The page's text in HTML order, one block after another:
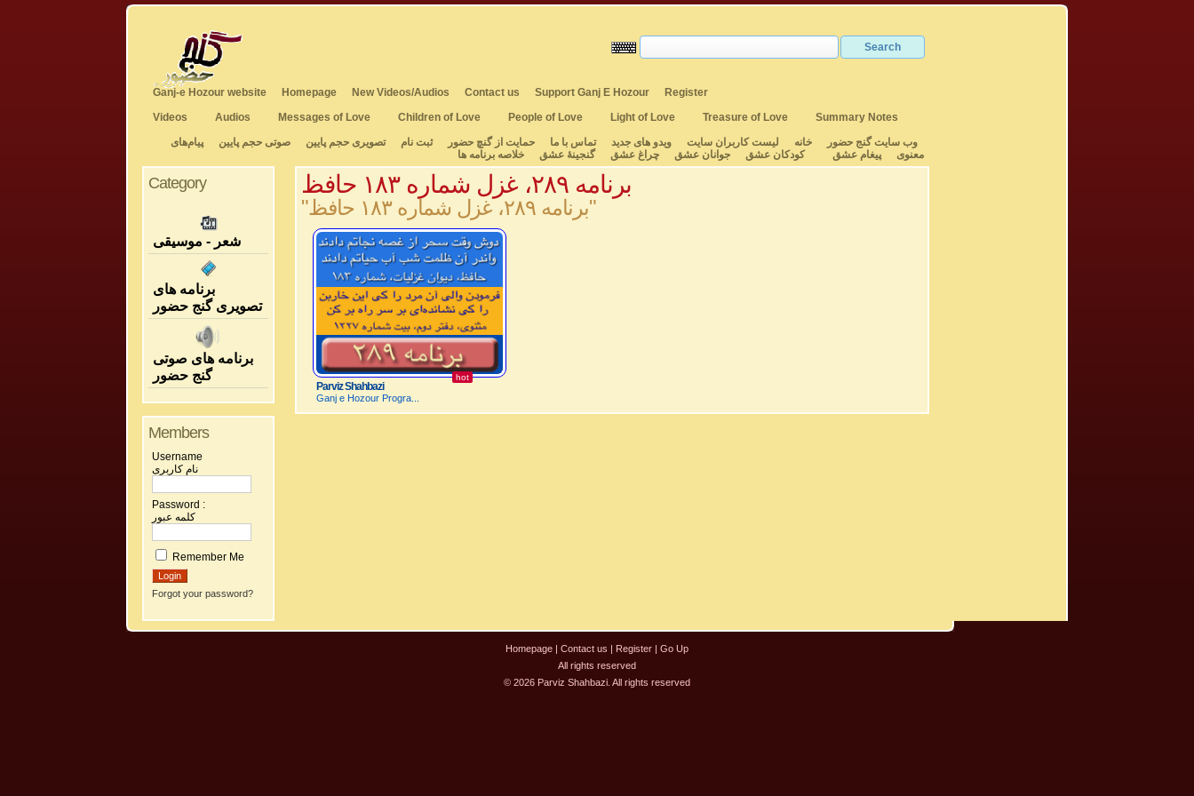
Ganj-e Hozour website Homepage New Videos/Audios Contact us Support Ganj E Hozour
Register
Videos
Audios Messages of Love Children of Love People of Love Light of Love Treasure of Love
Summary Notes
وب سایت گنج حضور
خانه لیست کاربران سایت ویدو های جدید تماس با ما حمایت از گنچ حضور ثبت نام تصویری حجم پایین صوتی حجم پایین
پیام‌های
معنوی
پیغام عشق کودکان عشق جوانان عشق چراغ عشق گنجینهٔ عشق خلاصه برنامه ها
Category
شعر - موسیقی
برنامه های
تصویری گنج حضور
برنامه های صوتی
گنج حضور
Members
Username
نام کاربری
Password :
کلمه عبور
Remember Me
Forgot your password?
برنامه ۲۸۹، غزل شماره ۱۸۳ حافظ
"برنامه ۲۸۹، غزل شماره ۱۸۳ حافظ"
hot
Parviz Shahbazi
Ganj e Hozour Progra...
Homepage | Contact us | Register | Go Up
All rights reserved
© 2026 Parviz Shahbazi. All rights reserved